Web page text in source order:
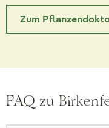
Zum
FAQ zu